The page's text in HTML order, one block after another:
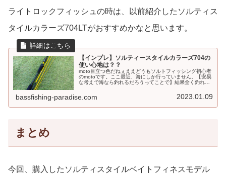
ライトロックフィッシュの時は、以前紹介したソルティス
タイルカラーズ704LTがおすすめかなと思います。
【インプレ】ソルティースタイルカラーズ704の
使い心地は？？
moto目立つ色だねぇええどうもソルトフィッシング初心者
のmotoです。ここ最近、海にしか行っていません。【安易
な考えで海なら釣れるだろうってことで】結果全く釣れて
bassfishing-paradise.com 2023.01.09
まとめ
今回、購入したソルティスタイルベイトフィネスモデル